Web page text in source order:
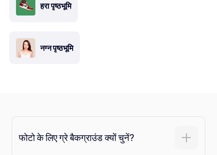
हरा पृष्ठभूमि
नग्न पृष्ठभूमि
फोटो के लिए ग्रे बैकग्राउंड क्यों चुनें?